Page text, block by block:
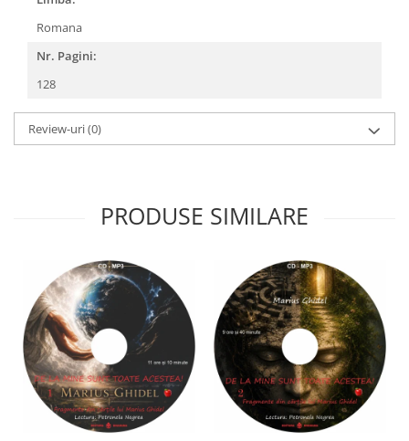
Romana
Nr. Pagini:
128
Review-uri(0)
PRODUSE SIMILARE